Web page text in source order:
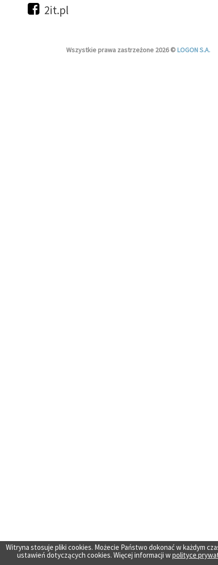
2it.pl
Wszystkie prawa zastrzeżone 2026 ©LOGON S.A.
Witryna stosuje pliki cookies. Możecie Państwo dokonać w każdym
ustawień dotyczących cookies. Więcej informacji wpolityce